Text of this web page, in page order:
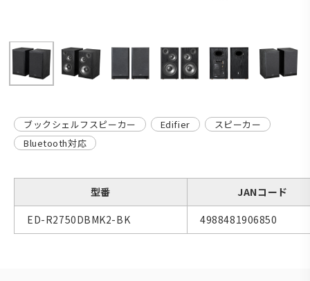
ブックシェルフスピーカー Edifier
スピーカー
Bluetooth対応
型番
JANコード
ED-R2750DBMK2-BK
4988481906850